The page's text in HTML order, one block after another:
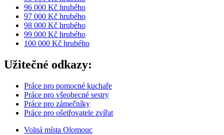
96 000 Kč hrubého
97 000 Kč hrubého
98 000 Kč hrubého
99 000 Kč hrubého
100 000 Kč hrubého
Užitečné odkazy:
Práce pro pomocné kuchaře
Práce pro všeobecné sestry
Práce pro zámečníky
Práce pro ošetřovatele zvířat
Volná místa Olomouc